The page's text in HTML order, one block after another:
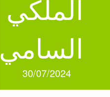
الملكي
السامي
30/07/2024